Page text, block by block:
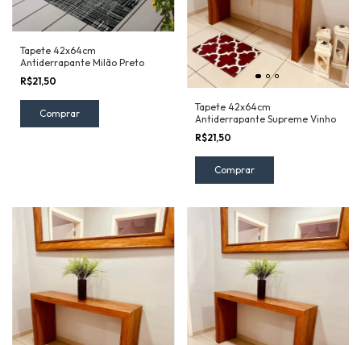
Tapete 42x64cm
Antiderrapante Milão Preto
R$21,50
Tapete 42x64cm
Antiderrapante Supreme Vinho
R$21,50